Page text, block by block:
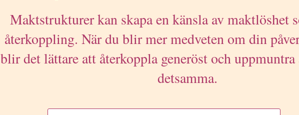
Maktstrukturer kan skapa en känsla av maktlöshet
återkoppling. När du blir mer medveten om din
blir det lättare att återkoppla generöst och uppmuntra
detsamma.